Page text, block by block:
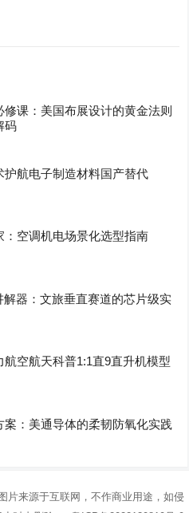
课：美国布展设计的黄金法则
码
护航电子制造材料国产替代
：空调机电场景化选型指南
解器：文旅垂直赛道的芯片级实
航空航天科普1:1直9直升机模型
案：美通导体的柔韧防氧化实践
片来源于互联网，不作商业用途，如侵